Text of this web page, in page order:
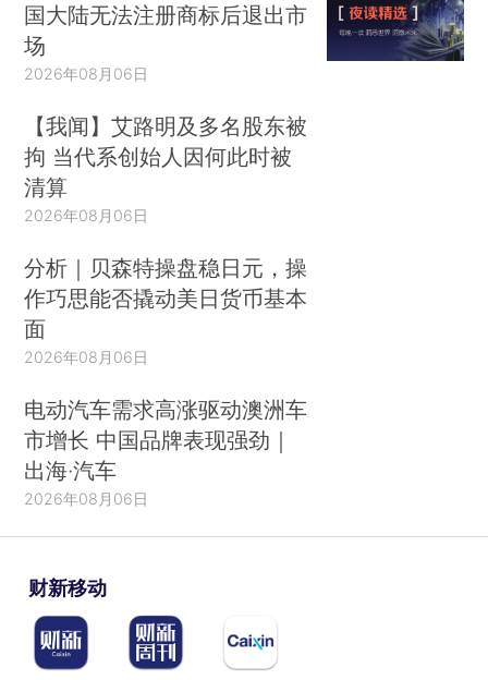
国大陆无法注册商标后退出市
场
2026年08月06日
【我闻】艾路明及多名股东被
拘 当代系创始人因何此时被
清算
2026年08月06日
分析｜贝森特操盘稳日元，操
作巧思能否撬动美日货币基本
面
2026年08月06日
电动汽车需求高涨驱动澳洲车
市增长 中国品牌表现强劲｜
出海·汽车
2026年08月06日
财新移动